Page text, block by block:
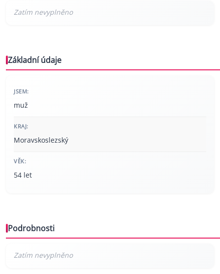
Základní údaje
JSEM:
muž
KRAJ:
Moravskoslezský
VĚK:
54 let
Podrobnosti